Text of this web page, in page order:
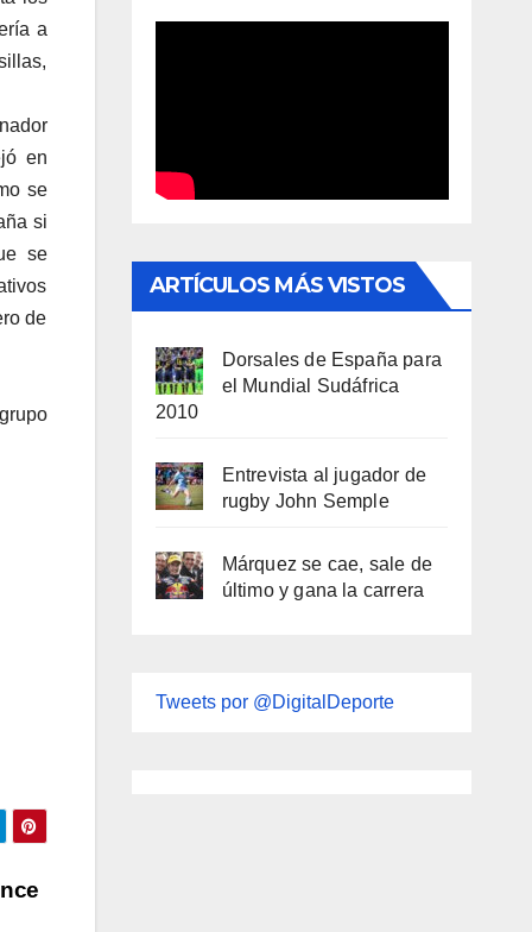
a
en
se
si
se
de
ARTÍCULOS MÁS VISTOS
Dorsales de España para
el Mundial Sudáfrica
2010
Entrevista al jugador de
rugby John Semple
Márquez se cae, sale de
último y gana la carrera
Tweets por @DigitalDeporte